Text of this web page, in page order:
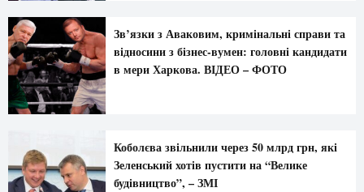
Зв’язки з Аваковим, кримінальні справи та
відносини з бізнес-вумен: головні кандидати
в мери Харкова. ВІДЕО – ФОТО
Коболєва звільнили через 50 млрд грн, які
Зеленський хотів пустити на “Велике
будівництво”, – ЗМІ